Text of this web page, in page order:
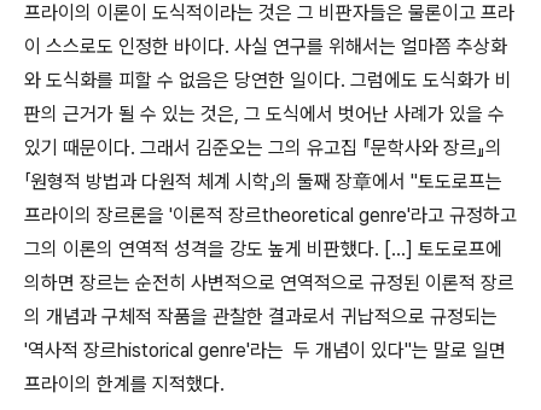
프라이의 이론이 도식적이라는 것은 그 비판자들은 물론이고 프라
이 스스로도 인정한 바이다. 사실 연구를 위해서는 얼마쯤 추상화
와 도식화를 피할 수 없음은 당연한 일이다. 그럼에도 도식화가 비
판의 근거가 될 수 있는 것은, 그 도식에서 벗어난 사례가 있을 수
있기 때문이다. 그래서 김준오는 그의 유고집 『문학사와 장르』의
「원형적 방법과 다원적 체계 시학」의 둘째 장章에서 "토도로프는
프라이의 장르론을 '이론적 장르theoretical genre'라고 규정하고
그의 이론의 연역적 성격을 강도 높게 비판했다. […] 토도로프에
의하면 장르는 순전히 사변적으로 연역적으로 규정된 이론적 장르
의 개념과 구체적 작품을 관찰한 결과로서 귀납적으로 규정되는
'역사적 장르historical genre'라는 두 개념이 있다"는 말로 일면
프라이의 한계를 지적했다.